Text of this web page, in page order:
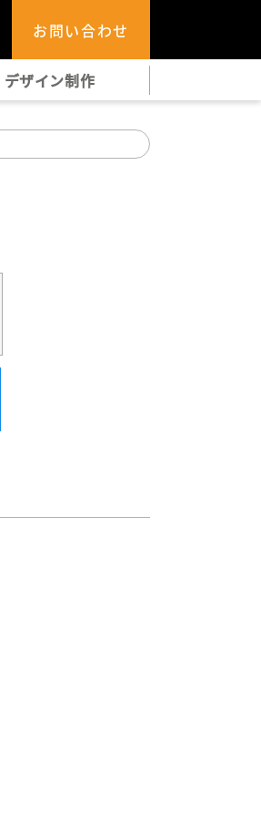
お問い合わせ
デザイン制作